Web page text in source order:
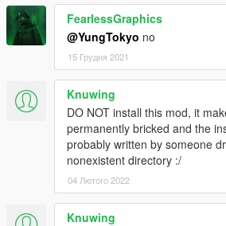
FearlessGraphics
@YungTokyo no
15 Грудня 2021
Knuwing
DO NOT install this mod, it
permanently bricked and the
probably written by someone
nonexistent directory :/
04 Лютого 2022
Knuwing